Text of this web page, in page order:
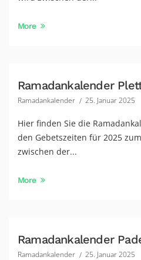
More
Ramadankalender
Ramadankalender 25. Januar 2025
Hier finden Sie die
den Gebetszeiten für 2025
zwischen der...
More
Ramadankalender
Ramadankalender 25. Januar 2025